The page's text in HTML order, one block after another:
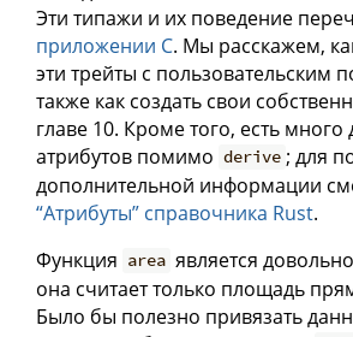
Эти типажи и их поведение
приложении C. Мы расскажем,
эти трейты с пользовательским
также как создать свои
главе 10. Кроме того, есть много
атрибутов помимо derive ; для
дополнительной информации
“Атрибуты” справочника Rust.
Функция area является
она считает только площадь
Было бы полезно привязать